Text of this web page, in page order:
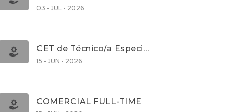
03 - JUL - 2026
CET de Técnico/a Especialista em Comércio Internacional (Nível 5)
15 - JUN - 2026
COMERCIAL FULL-TIME